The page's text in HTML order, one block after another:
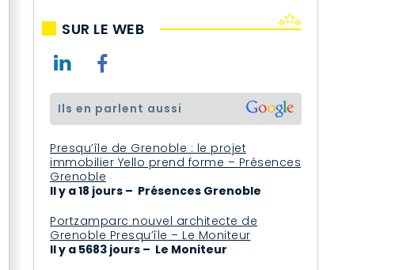
SUR LE WEB
ils en parlent aussi
Presqu’île de Grenoble : le projet
immobilier Yello prend forme – Présences
Grenoble
Il y a 18 jours – Présences Grenoble
Portzamparc nouvel architecte de
Grenoble Presqu’île – Le Moniteur
Il y a 5683 jours – Le Moniteur